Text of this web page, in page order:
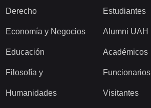
Derecho
Economía y Negocios
Educación
Filosofía y
Humanidades
Estudiantes
Alumni UAH
Académicos
Funcionarios
Visitantes